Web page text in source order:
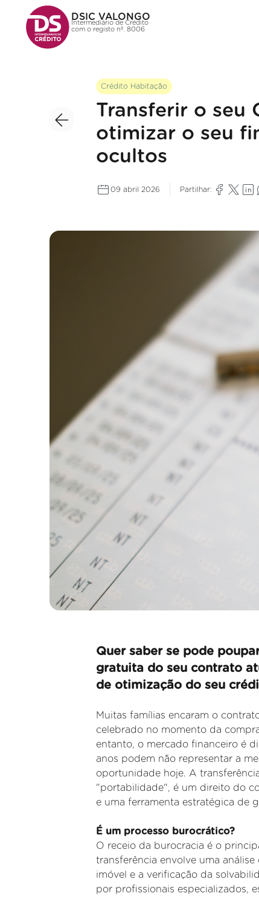
DSIC VALONGO
Intermediário de Crédito
com o registo nº. 8006
Crédito Habitação
Transferir o seu
otimizar o seu
ocultos
09 abril 2026 Partilhar:
Quer saber se pode
gratuita do seu contrato
de otimização do seu
Muitas famílias encaram o
celebrado no momento da
entanto, o mercado financeiro é
anos podem não representar a
oportunidade hoje. A
"portabilidade", é um direito do
e uma ferramenta estratégica de
É um processo burocrático?
O receio da burocracia é o
transferência envolve uma
imóvel e a verificação da
por profissionais especializados,